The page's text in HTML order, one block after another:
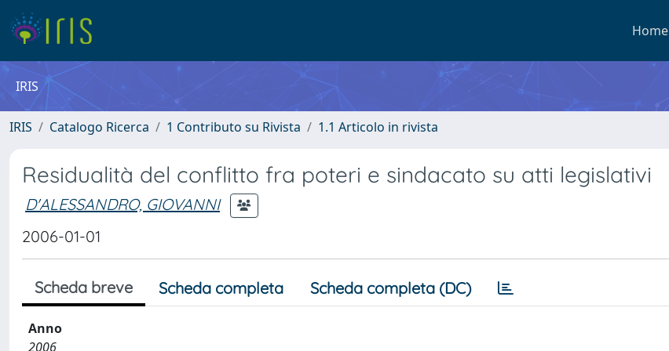
Home
IRIS
IRIS Catalogo Ricerca 1 Contributo su Rivista 1.1 Articolo in rivista
Residualità del conflitto fra poteri e sindacato su atti legislativi
D'ALESSANDRO, GIOVANNI
2006-01-01
Scheda breve Scheda completa Scheda completa (DC)
Anno
2006